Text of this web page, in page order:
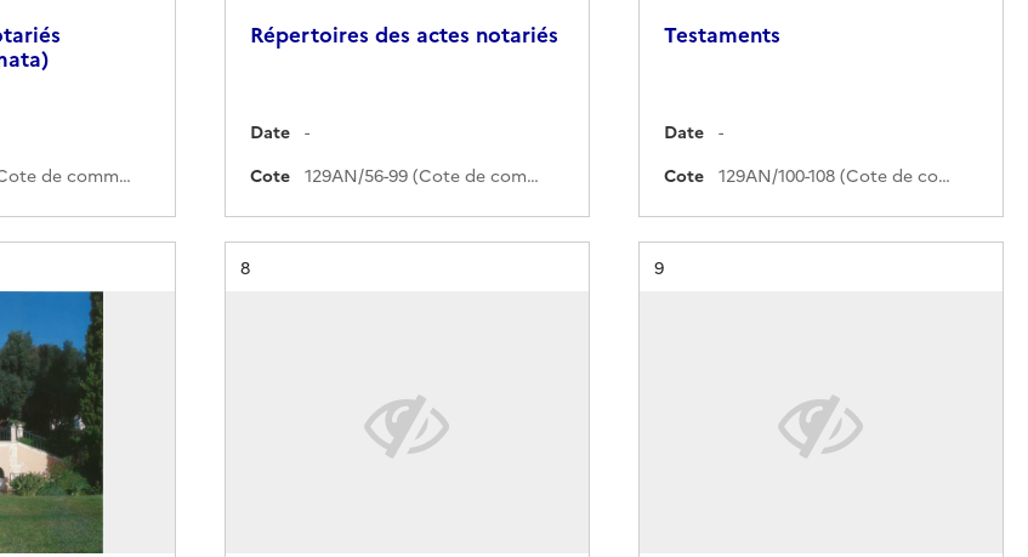
304AN/1-27 (Cote de commande)
Répertoires des actes notariés
Date
-
Cote
129AN/56-99 (Cote de commande)
Testaments
Date
-
Cote
129AN/100-108 (Cote de commande)
Résultat n°
8 Résultat n°
9